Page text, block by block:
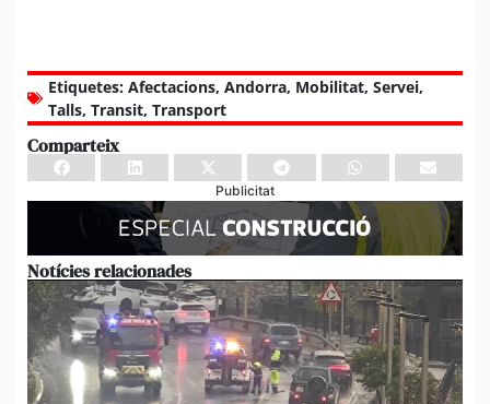
Etiquetes: Afectacions, Andorra, Mobilitat, Servei,
Talls, Transit, Transport
Comparteix
Publicitat
Notícies relacionades